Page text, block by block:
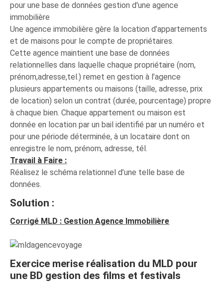
pour une base de données gestion d'une agence
immobilière
Une agence immobilière gère la location d’appartements
et de maisons pour le compte de propriétaires.
Cette agence maintient une base de données
relationnelles dans laquelle chaque propriétaire (nom,
prénom,adresse,tel.) remet en gestion à l’agence
plusieurs appartements ou maisons (taille, adresse, prix
de location) selon un contrat (durée, pourcentage) propre
à chaque bien. Chaque appartement ou maison est
donnée en location par un bail identifié par un numéro et
pour une période déterminée, à un locataire dont on
enregistre le nom, prénom, adresse, tél.
Travail à Faire :
Réalisez le schéma relationnel d’une telle base de
données.
Solution :
Corrigé MLD : Gestion Agence Immobilière
Exercice merise réalisation du MLD pour
une BD gestion des films et festivals